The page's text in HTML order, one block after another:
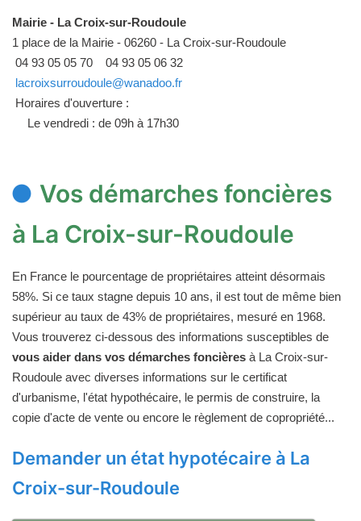
Mairie - La Croix-sur-Roudoule
1 place de la Mairie - 06260 - La Croix-sur-Roudoule
04 93 05 05 70
04 93 05 06 32
lacroixsurroudoule@wanadoo.fr
Horaires d'ouverture :
Le vendredi : de 09h à 17h30
Vos démarches foncières
à La Croix-sur-Roudoule
En France le pourcentage de propriétaires atteint désormais
58%. Si ce taux stagne depuis 10 ans, il est tout de même bien
supérieur au taux de 43% de propriétaires, mesuré en 1968.
Vous trouverez ci-dessous des informations susceptibles de
vous aider dans vos démarches foncières à La Croix-sur-
Roudoule avec diverses informations sur le certificat
d'urbanisme, l'état hypothécaire, le permis de construire, la
copie d'acte de vente ou encore le règlement de copropriété...
Demander un état hypotécaire à La
Croix-sur-Roudoule